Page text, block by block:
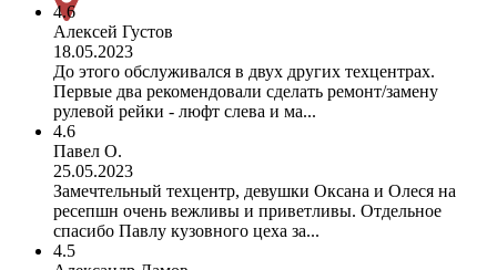
4.6
Алексей Густов
18.05.2023
До этого обслуживался в двух других техцентрах.
Первые два рекомендовали сделать ремонт/замену
рулевой рейки - люфт слева и ма...
4.6
Павел О.
25.05.2023
Замечтельный техцентр, девушки Оксана и Олеся на
ресепшн очень вежливы и приветливы. Отдельное
спасибо Павлу кузовного цеха за...
4.5